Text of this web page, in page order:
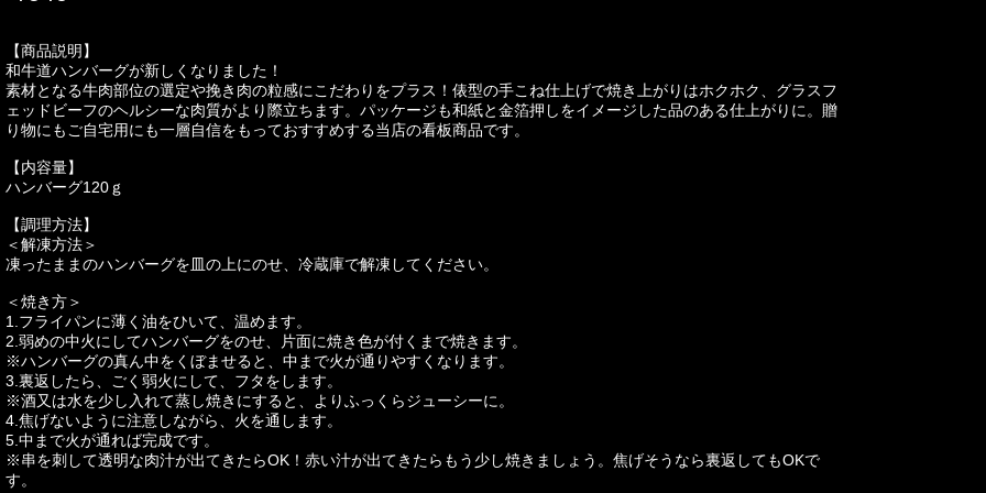
【商品説明】
和牛道ハンバーグが新しくなりました！
素材となる牛肉部位の選定や挽き肉の粒感にこだわりをプラス！俵型の手こね仕上げで焼き上がりはホクホク、グラスフ
ェッドビーフのヘルシーな肉質がより際立ちます。パッケージも和紙と金箔押しをイメージした品のある仕上がりに。贈
り物にもご自宅用にも一層自信をもっておすすめする当店の看板商品です。
【内容量】
ハンバーグ120ｇ
【調理方法】
＜解凍方法＞
凍ったままのハンバーグを皿の上にのせ、冷蔵庫で解凍してください。
＜焼き方＞
1.フライパンに薄く油をひいて、温めます。
2.弱めの中火にしてハンバーグをのせ、片面に焼き色が付くまで焼きます。
※ハンバーグの真ん中をくぼませると、中まで火が通りやすくなります。
3.裏返したら、ごく弱火にして、フタをします。
※酒又は水を少し入れて蒸し焼きにすると、よりふっくらジューシーに。
4.焦げないように注意しながら、火を通します。
5.中まで火が通れば完成です。
※串を刺して透明な肉汁が出てきたらOK！赤い汁が出てきたらもう少し焼きましょう。焦げそうなら裏返してもOKで
す。